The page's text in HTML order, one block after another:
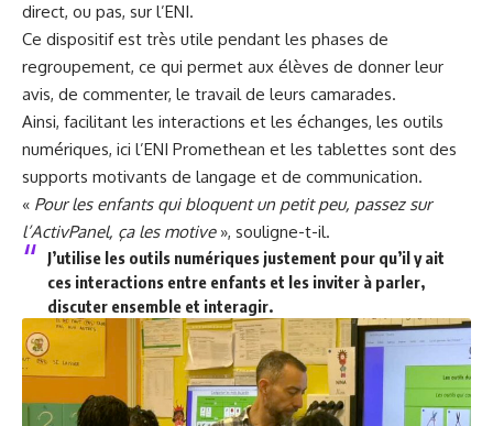
direct, ou pas, sur l’ENI.
Ce dispositif est très utile pendant les phases de
regroupement, ce qui permet aux élèves de donner leur
avis, de commenter, le travail de leurs camarades.
Ainsi, facilitant les interactions et les échanges, les outils
numériques, ici l’ENI Promethean et les tablettes sont des
supports motivants de langage et de communication.
« Pour les enfants qui bloquent un petit peu, passez sur
l’ActivPanel, ça les motive», souligne-t-il.
J’utilise les outils numériques justement pour qu’il y ait
ces interactions entre enfants et les inviter à parler,
discuter ensemble et interagir.